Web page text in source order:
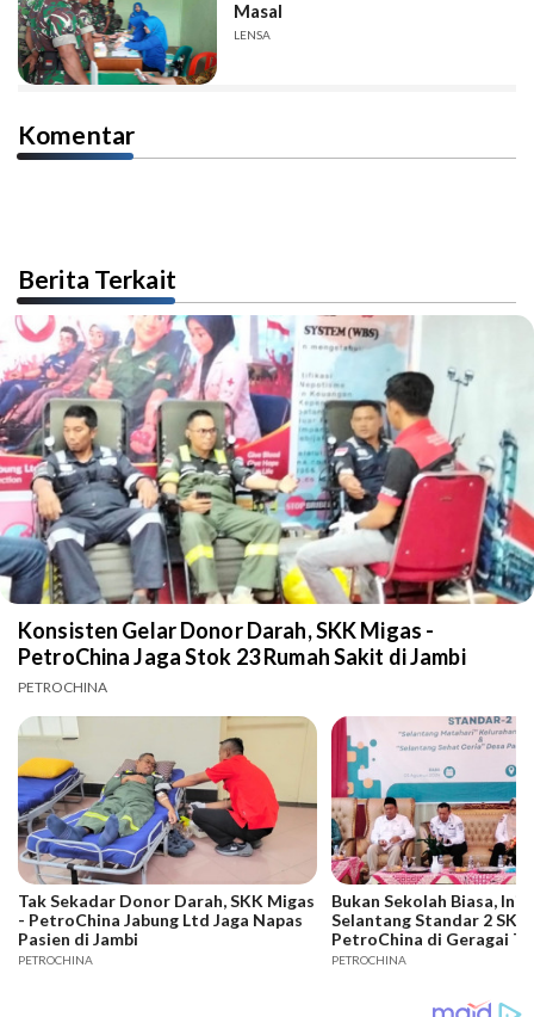
Masal
LENSA
Komentar
Berita Terkait
Konsisten Gelar Donor Darah, SKK Migas -
PetroChina Jaga Stok 23 Rumah Sakit di Jambi
PETROCHINA
Tak Sekadar Donor Darah, SKK Migas
- PetroChina Jabung Ltd Jaga Napas
Pasien di Jambi
PETROCHINA
Bukan Sekolah Biasa, Ini
Selantang Standar 2 SKK
PetroChina di Geragai
Jabung Timur
PETROCHINA